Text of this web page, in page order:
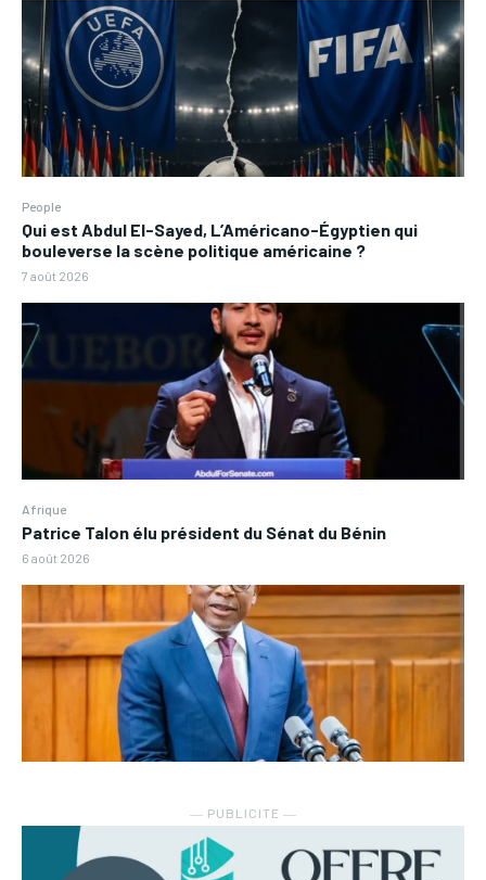
People
Qui est Abdul El-Sayed, L’Américano-Égyptien qui
bouleverse la scène politique américaine ?
7 août 2026
Afrique
Patrice Talon élu président du Sénat du Bénin
6 août 2026
― PUBLICITE ―